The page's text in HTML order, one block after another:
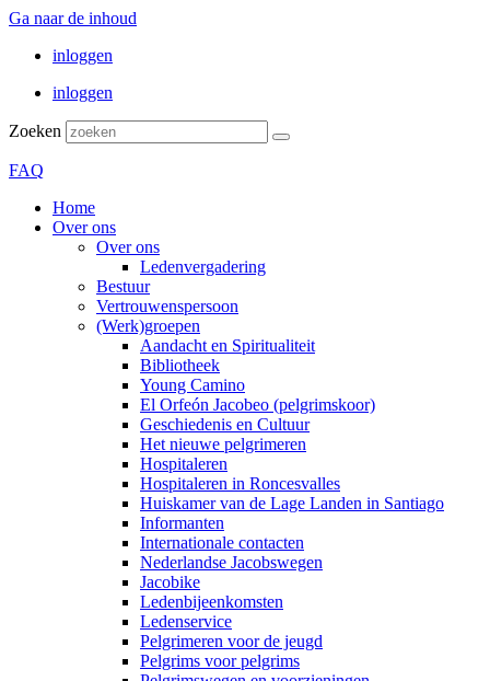
Ga naar de inhoud
inloggen
inloggen
Zoeken
FAQ
Home
Over ons
Over ons
Ledenvergadering
Bestuur
Vertrouwenspersoon
(Werk)groepen
Aandacht en Spiritualiteit
Bibliotheek
Young Camino
El Orfeón Jacobeo (pelgrimskoor)
Geschiedenis en Cultuur
Het nieuwe pelgrimeren
Hospitaleren
Hospitaleren in Roncesvalles
Huiskamer van de Lage Landen in Santiago
Informanten
Internationale contacten
Nederlandse Jacobswegen
Jacobike
Ledenbijeenkomsten
Ledenservice
Pelgrimeren voor de jeugd
Pelgrims voor pelgrims